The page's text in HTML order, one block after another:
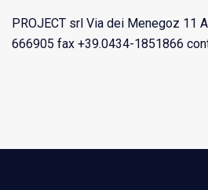
PROJECT srl Via dei Menegoz 11
666905 fax +39.0434-1851866